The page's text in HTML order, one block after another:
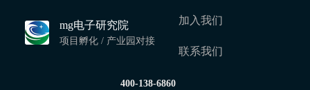
mg电子研究院
项目孵化 / 产业园对接
加入我们
联系我们
400-138-6860